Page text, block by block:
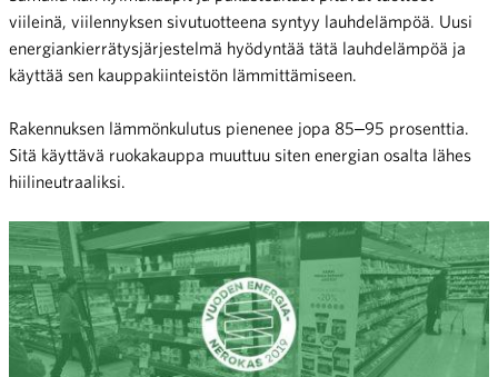
viileinä, viilennyksen sivutuotteena syntyy lauhdelämpöä. Uusi
energiankierrätysjärjestelmä hyödyntää tätä lauhdelämpöä ja
käyttää sen kauppakiinteistön lämmittämiseen.
Rakennuksen lämmönkulutus pienenee jopa 85‒95 prosenttia.
Sitä käyttävä ruokakauppa muuttuu siten energian osalta lähes
hiilineutraaliksi.